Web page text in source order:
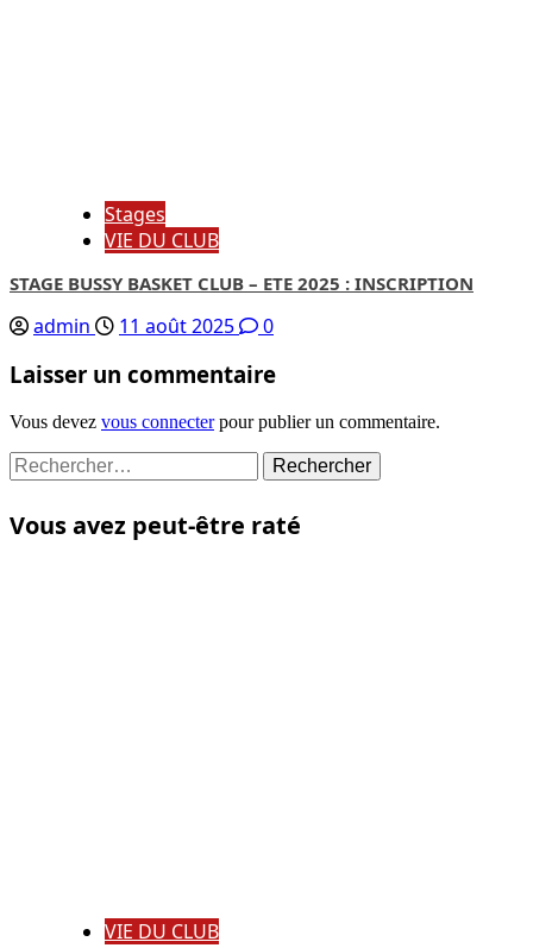
Stages
VIE DU CLUB
STAGE BUSSY BASKET CLUB – ETE 2025 : INSCRIPTION
admin 11 août 2025 0
Laisser un commentaire
Vous devez vous connecterpour publier un commentaire.
Rechercher :
Vous avez peut-être raté
VIE DU CLUB